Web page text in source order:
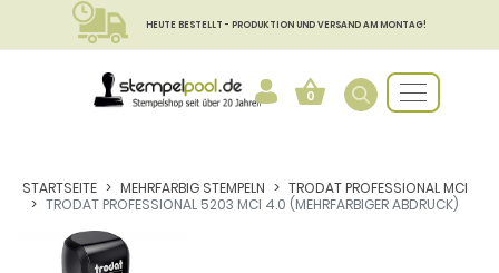
HEUTE BESTELLT - PRODUKTION UND VERSAND AM MONTAG!
0
STARTSEITE MEHRFARBIG STEMPELN
TRODAT PROFESSIONAL MCI
TRODAT PROFESSIONAL 5203 MCI 4.0 (MEHRFARBIGER ABDRUCK)